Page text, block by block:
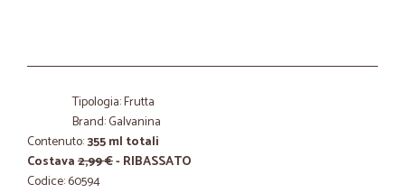
Tipologia: Frutta
Brand: Galvanina
Contenuto:355 ml totali
Costava2,99 €- RIBASSATO
Codice: 60594